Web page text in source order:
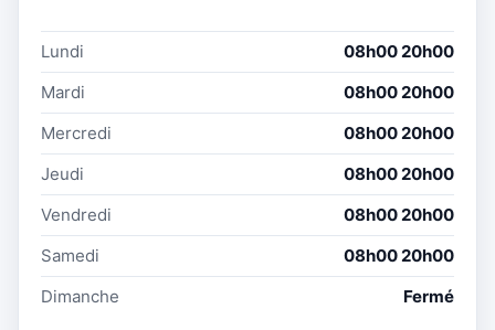
Lundi
08h00 20h00
Mardi
08h00 20h00
Mercredi
08h00 20h00
Jeudi
08h00 20h00
Vendredi
08h00 20h00
Samedi
08h00 20h00
Dimanche
Fermé